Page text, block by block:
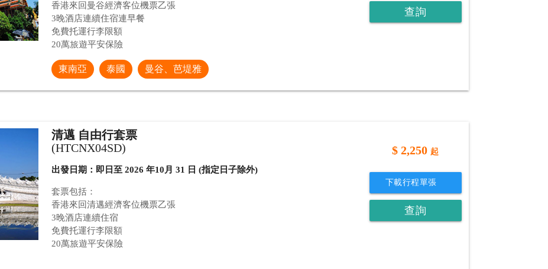
香港來回曼谷經濟客位機票乙張
3晚酒店連續住宿連早餐
免費托運行李限額
20萬旅遊平安保險
東南亞 泰國 曼谷、芭堤雅
查詢
清邁 自由行套票
(HTCNX04SD)
出發日期：即日至 2026 年10月 31 日 (指定日子除外)
套票包括：
香港來回清邁經濟客位機票乙張
3晚酒店連續住宿
免費托運行李限額
20萬旅遊平安保險
$2,250 起
下載行程單張
查詢